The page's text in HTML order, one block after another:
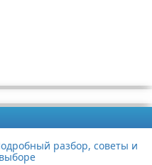
разбор, советы и